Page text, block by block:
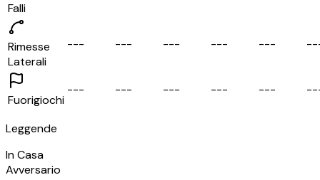
Falli
Rimesse
Laterali
--- --- --- --- --- --
Fuorigiochi
--- --- --- --- --- --
Leggende
In Casa
Avversario